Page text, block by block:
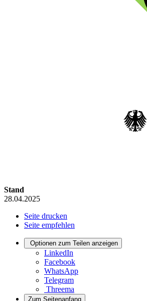
Stand
28.04.2025
Seite drucken
Seite empfehlen
Optionen zum Teilen anzeigen
LinkedIn
Facebook
WhatsApp
Telegram
Threema
Zum Seitenanfang